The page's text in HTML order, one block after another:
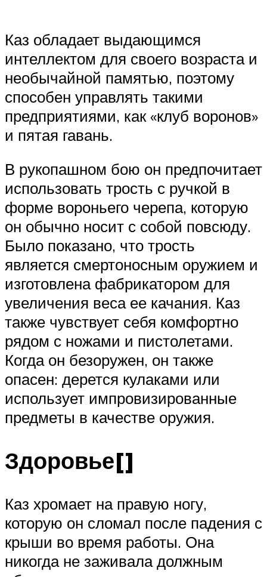
Каз обладает выдающимся
интеллектом для своего возраста и
необычайной памятью, поэтому
способен управлять такими
предприятиями, как «клуб воронов»
и пятая гавань.
В рукопашном бою он предпочитает
использовать трость с ручкой в
форме вороньего черепа, которую
он обычно носит с собой повсюду.
Было показано, что трость
является смертоносным оружием и
изготовлена фабрикатором для
увеличения веса ее качания. Каз
также чувствует себя комфортно
рядом с ножами и пистолетами.
Когда он безоружен, он также
опасен: дерется кулаками или
использует импровизированные
предметы в качестве оружия.
Здоровье[]
Каз хромает на правую ногу,
которую он сломал после падения с
крыши во время работы. Она
никогда не заживала должным